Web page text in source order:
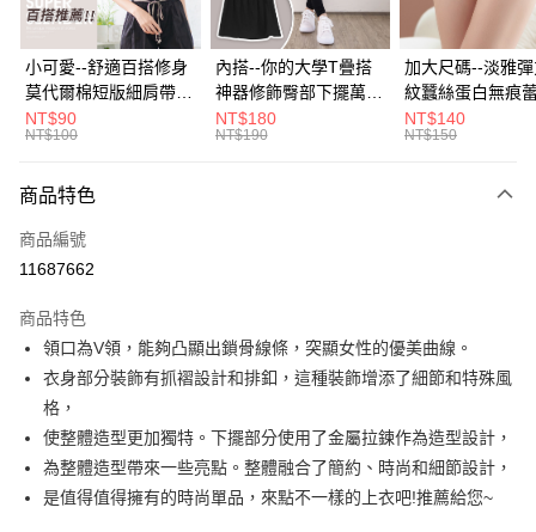
街口支付
悠遊付
Google Pay
大哥付你分期
【大哥付你分期使用說明】
2.付款方式選擇「大哥付你分期」，訂單成立後會自動跳轉到大哥付的交易
流程，驗證手機門號後，選擇欲分期的期數、繳款截止日，確認付款後即完
3.實際核准額度、可分期數及費用金額請依後續交易確認頁面所載為準。
4.訂單成立30分鐘內，如未前往確認交易或遇審核未通過，訂單將自動取
消。如遇「轉專審核」未通過狀況，表示未達大哥付你分期系統評分，恕無
法說明評估內容。
1.分期款項不併入電信帳單，「大哥付你分期」於每月結算日後寄送繳費提
醒簡訊。
2.透過簡訊連結打開帳單後，可選擇「超商條碼／台灣大直營門市／銀行轉
帳／街口支付／iPASS MONEY」等通路繳費。
運送方式
全家取貨付款
每筆NT$70，滿NT$699(含以上)免運費
付款後全家取貨
7-11取貨付款
每筆NT$70，滿NT$799(含以上)免運費
小可愛--舒適百搭修身
莫代爾棉短版細肩帶素
色背心(白.黑.灰L-2L)-
U582眼圈熊中大尺碼
NT$90
NT$100
內搭--你的大學T疊搭
神器修飾臀部下擺萬用
內搭裙/遮臀裙(黑2L-
6L)-Q155眼圈熊中大
NT$180
NT$190
加大尺碼--淡雅
紋蠶絲蛋白無痕
角內褲(白.粉.藍.
3L)-L28眼圈熊中
NT$140
NT$150
商品特色
商品編號
11687662
商品特色
領口為V領，能夠凸顯出鎖骨線條，突顯女性的優美曲線。
衣身部分裝飾有抓褶設計和排釦，這種裝飾增添了細節和特殊風
格，
使整體造型更加獨特。下擺部分使用了金屬拉鍊作為造型設計，
為整體造型帶來一些亮點。整體融合了簡約、時尚和細節設計，
是值得值得擁有的時尚單品，來點不一樣的上衣吧!推薦給您~